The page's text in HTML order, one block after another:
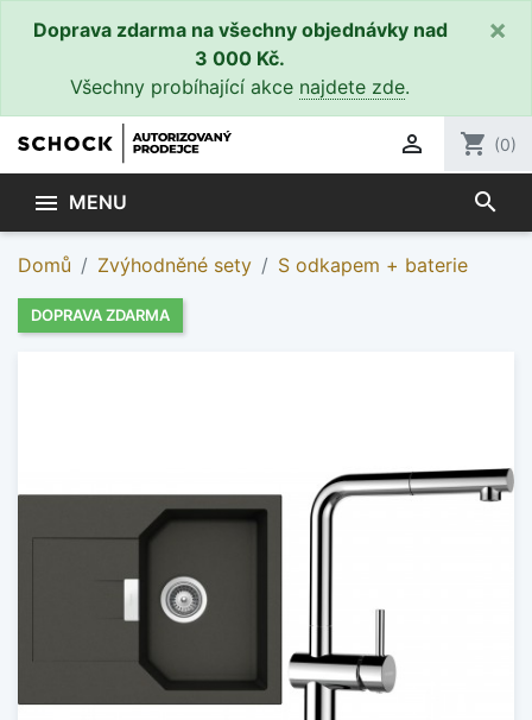
Doprava zdarma na všechny objednávky nad
3 000 Kč.
Všechny probíhající akce najdete zde.
×
 shopping_cart (0)
 MENU search
Domů Zvýhodněné sety S odkapem + baterie
DOPRAVA ZDARMA